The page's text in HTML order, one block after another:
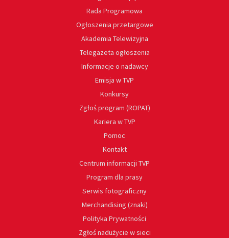
Rada Programowa
Ogłoszenia przetargowe
Akademia Telewizyjna
Telegazeta ogłoszenia
Informacje o nadawcy
Emisja w TVP
Konkursy
Zgłoś program (ROPAT)
Kariera w TVP
Pomoc
Kontakt
Centrum informacji TVP
Program dla prasy
Serwis fotograficzny
Merchandising (znaki)
Polityka Prywatności
Zgłoś nadużycie w sieci